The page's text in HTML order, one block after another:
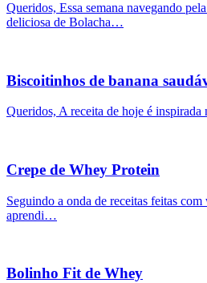
Queridos, Essa semana navegando
deliciosa de Bolacha…
Biscoitinhos de banana
Queridos, A receita de hoje é
Crepe de Whey Protein
Seguindo a onda de receitas feitas
aprendi…
Bolinho Fit de Whey